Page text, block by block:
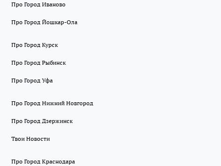
Про Город Иваново
Про Город Йошкар-Ола
Про Город Курск
Про Город Рыбинск
Про Город Уфа
Про Город Нижний Новгород
Про Город Дзержинск
Твои Новости
Про Город Краснодара